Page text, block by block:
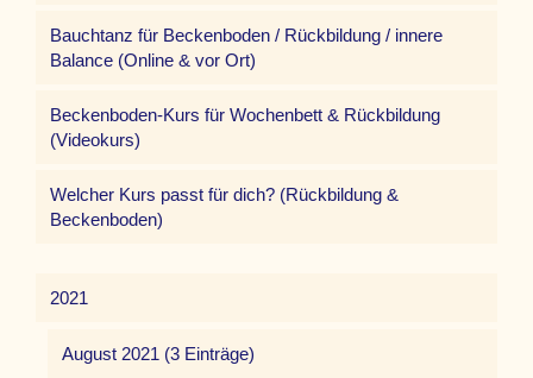
Bauchtanz für Beckenboden / Rückbildung / innere
Balance (Online & vor Ort)
Beckenboden-Kurs für Wochenbett & Rückbildung
(Videokurs)
Welcher Kurs passt für dich? (Rückbildung &
Beckenboden)
2021
August 2021 (3 Einträge)